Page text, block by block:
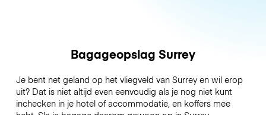
Bagageopslag Surrey
Je bent net geland op het vliegveld van Surrey en wil erop
uit? Dat is niet altijd even eenvoudig als je nog niet kunt
inchecken in je hotel of accommodatie, en koffers mee